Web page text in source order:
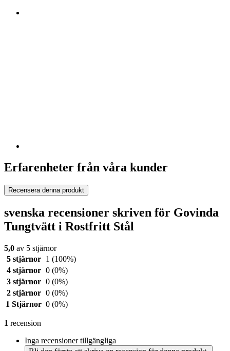
Erfarenheter från våra kunder
Recensera denna produkt
svenska recensioner skriven för Govinda
Tungtvätt i Rostfritt Stål
5,0 av 5 stjärnor
5 stjärnor
1 (100%)
4 stjärnor 0 (0%)
3 stjärnor 0 (0%)
2 stjärnor 0 (0%)
1 Stjärnor 0 (0%)
1 recension
Inga recensioner tillgängliga